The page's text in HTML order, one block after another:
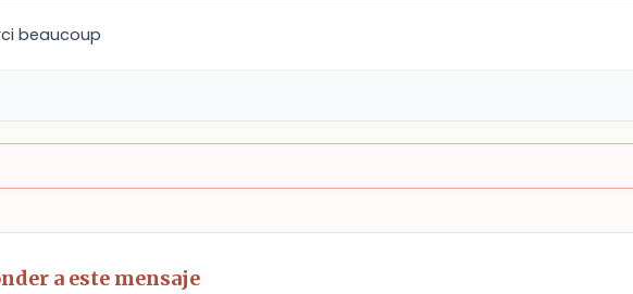
beaucoup
a este mensaje